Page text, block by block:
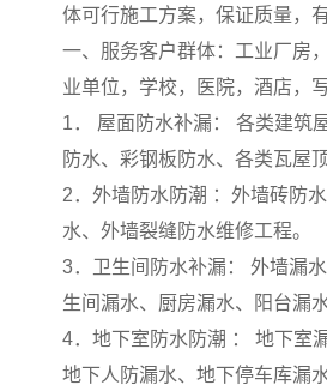
体可行施工方案，保证质量，
一、服务客户群体：工业厂房
业单位，学校，医院，酒店，
1． 屋面防水补漏： 各类建筑
防水、彩钢板防水、各类瓦屋
2．外墙防水防潮 ：外墙砖防
水、外墙裂缝防水维修工程。
3．卫生间防水补漏： 外墙漏
生间漏水、厨房漏水、阳台漏
4．地下室防水防潮 ： 地下室
地下人防漏水、地下停车库漏